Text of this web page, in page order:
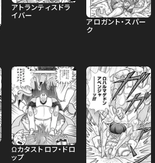
アトランティスドラ
イバー
アロガント・スパー
ク
Ωカタストロフ・ドロ
ップ